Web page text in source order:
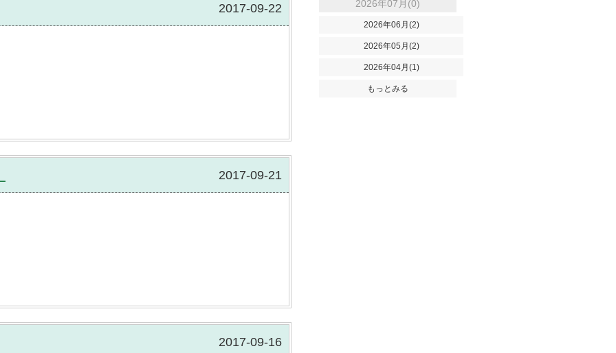
2017-09-22
2017-09-21
2017-09-16
2026年07月(0)
2026年06月(2)
2026年05月(2)
2026年04月(1)
もっとみる